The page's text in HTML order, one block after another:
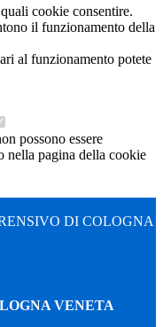
cookie consentire.
il funzionamento della
al funzionamento potete
possono essere
nella pagina della cookie
DI COLOGNA
VENETA